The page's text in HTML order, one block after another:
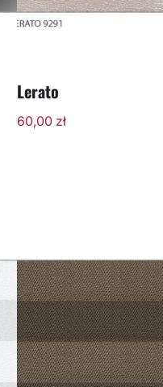
Lerato
60,00 zł